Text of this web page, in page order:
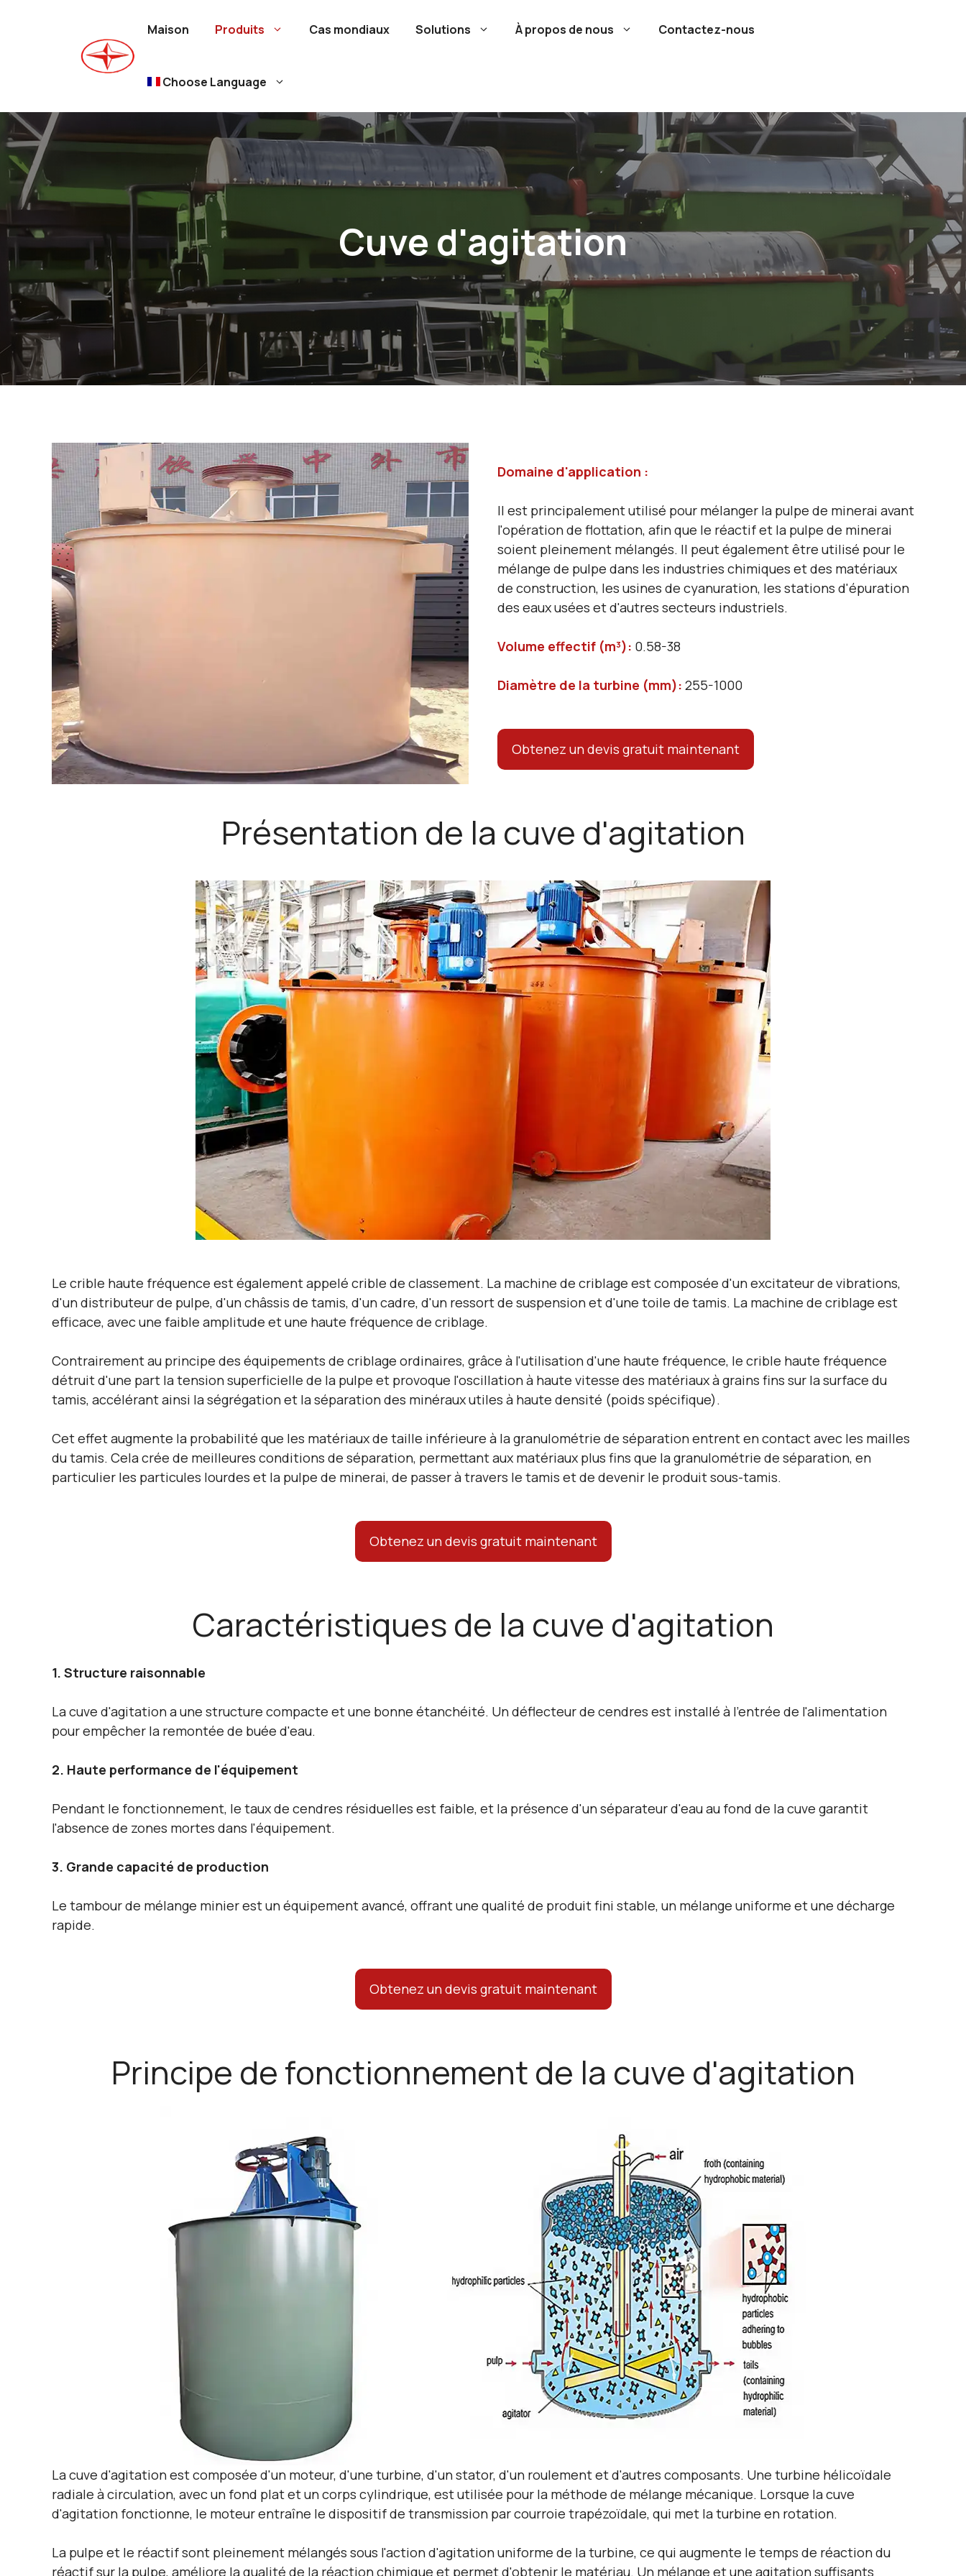
Maison Produits Cas mondiaux Solutions À propos de nous Contactez-nous
Choose Language
Cuve d'agitation
Domaine d'application :
Il est principalement utilisé pour mélanger la pulpe de minerai avant
l'opération de flottation, afin que le réactif et la pulpe de minerai
soient pleinement mélangés. Il peut également être utilisé pour le
mélange de pulpe dans les industries chimiques et des matériaux
de construction, les usines de cyanuration, les stations d'épuration
des eaux usées et d'autres secteurs industriels.
Volume effectif (m³): 0.58-38
Diamètre de la turbine (mm): 255-1000
Obtenez un devis gratuit maintenant
Présentation de la cuve d'agitation
Le crible haute fréquence est également appelé crible de classement. La machine de criblage est composée d'un excitateur de vibrations,
d'un distributeur de pulpe, d'un châssis de tamis, d'un cadre, d'un ressort de suspension et d'une toile de tamis. La machine de criblage est
efficace, avec une faible amplitude et une haute fréquence de criblage.
Contrairement au principe des équipements de criblage ordinaires, grâce à l'utilisation d'une haute fréquence, le crible haute fréquence
détruit d'une part la tension superficielle de la pulpe et provoque l'oscillation à haute vitesse des matériaux à grains fins sur la surface du
tamis, accélérant ainsi la ségrégation et la séparation des minéraux utiles à haute densité (poids spécifique).
Cet effet augmente la probabilité que les matériaux de taille inférieure à la granulométrie de séparation entrent en contact avec les mailles
du tamis. Cela crée de meilleures conditions de séparation, permettant aux matériaux plus fins que la granulométrie de séparation, en
particulier les particules lourdes et la pulpe de minerai, de passer à travers le tamis et de devenir le produit sous-tamis.
Obtenez un devis gratuit maintenant
Caractéristiques de la cuve d'agitation
1. Structure raisonnable
La cuve d'agitation a une structure compacte et une bonne étanchéité. Un déflecteur de cendres est installé à l'entrée de l'alimentation
pour empêcher la remontée de buée d'eau.
2. Haute performance de l'équipement
Pendant le fonctionnement, le taux de cendres résiduelles est faible, et la présence d'un séparateur d'eau au fond de la cuve garantit
l'absence de zones mortes dans l'équipement.
3. Grande capacité de production
Le tambour de mélange minier est un équipement avancé, offrant une qualité de produit fini stable, un mélange uniforme et une décharge
rapide.
Obtenez un devis gratuit maintenant
Principe de fonctionnement de la cuve d'agitation
La cuve d'agitation est composée d'un moteur, d'une turbine, d'un stator, d'un roulement et d'autres composants. Une turbine hélicoïdale
radiale à circulation, avec un fond plat et un corps cylindrique, est utilisée pour la méthode de mélange mécanique. Lorsque la cuve
d'agitation fonctionne, le moteur entraîne le dispositif de transmission par courroie trapézoïdale, qui met la turbine en rotation.
La pulpe et le réactif sont pleinement mélangés sous l'action d'agitation uniforme de la turbine, ce qui augmente le temps de réaction du
réactif sur la pulpe, améliore la qualité de la réaction chimique et permet d'obtenir le matériau. Un mélange et une agitation suffisants